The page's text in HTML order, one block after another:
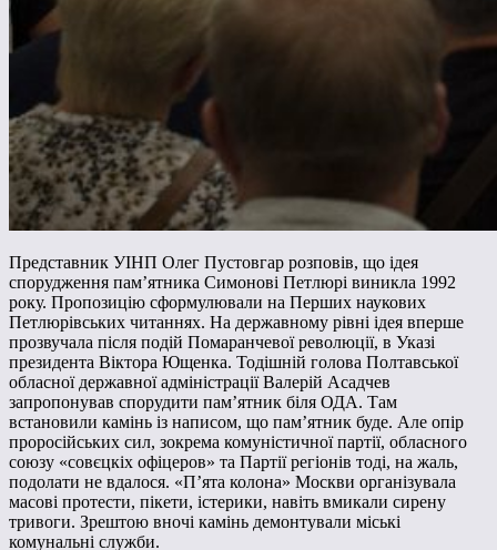
Представник УІНП Олег Пустовгар розповів, що ідея
спорудження пам’ятника Симонові Петлюрі виникла 1992
року. Пропозицію сформулювали на Перших наукових
Петлюрівських читаннях. На державному рівні ідея вперше
прозвучала після подій Помаранчевої революції, в Указі
президента Віктора Ющенка. Тодішній голова Полтавської
обласної державної адміністрації Валерій Асадчев
запропонував спорудити пам’ятник біля ОДА. Там
встановили камінь із написом, що пам’ятник буде. Але опір
проросійських сил, зокрема комуністичної партії, обласного
союзу «совєцкіх офіцеров» та Партії регіонів тоді, на жаль,
подолати не вдалося. «П’ята колона» Москви організувала
масові протести, пікети, істерики, навіть вмикали сирену
тривоги. Зрештою вночі камінь демонтували міські
комунальні служби.